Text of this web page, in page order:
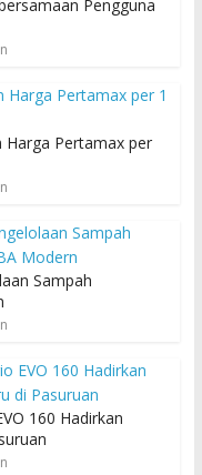
Pengguna
Pertamax per
Sampah
160 Hadirkan